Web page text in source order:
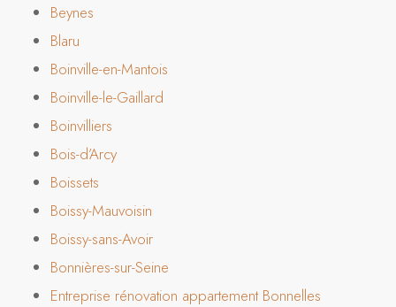
Beynes
Blaru
Boinville-en-Mantois
Boinville-le-Gaillard
Boinvilliers
Bois-d’Arcy
Boissets
Boissy-Mauvoisin
Boissy-sans-Avoir
Bonnières-sur-Seine
Entreprise rénovation appartement Bonnelles